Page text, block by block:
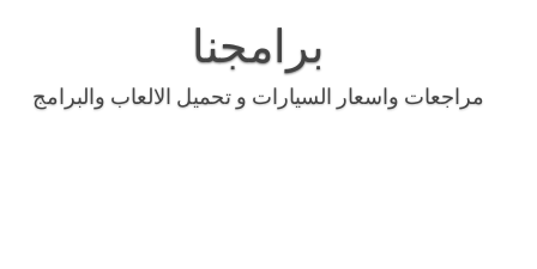
برامجنا
مراجعات واسعار السيارات و تحميل الالعاب والبرامج